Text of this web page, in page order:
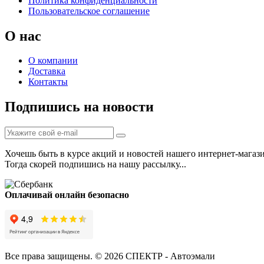
Пользовательское соглашение
О нас
О компании
Доставка
Контакты
Подпишись на новости
Хочешь быть в курсе акций и новостей нашего интернет-
Тогда скорей подпишись на нашу рассылку...
Оплачивай онлайн безопасно
Все права защищены. © 2026 СПЕКТР - Автоэмали